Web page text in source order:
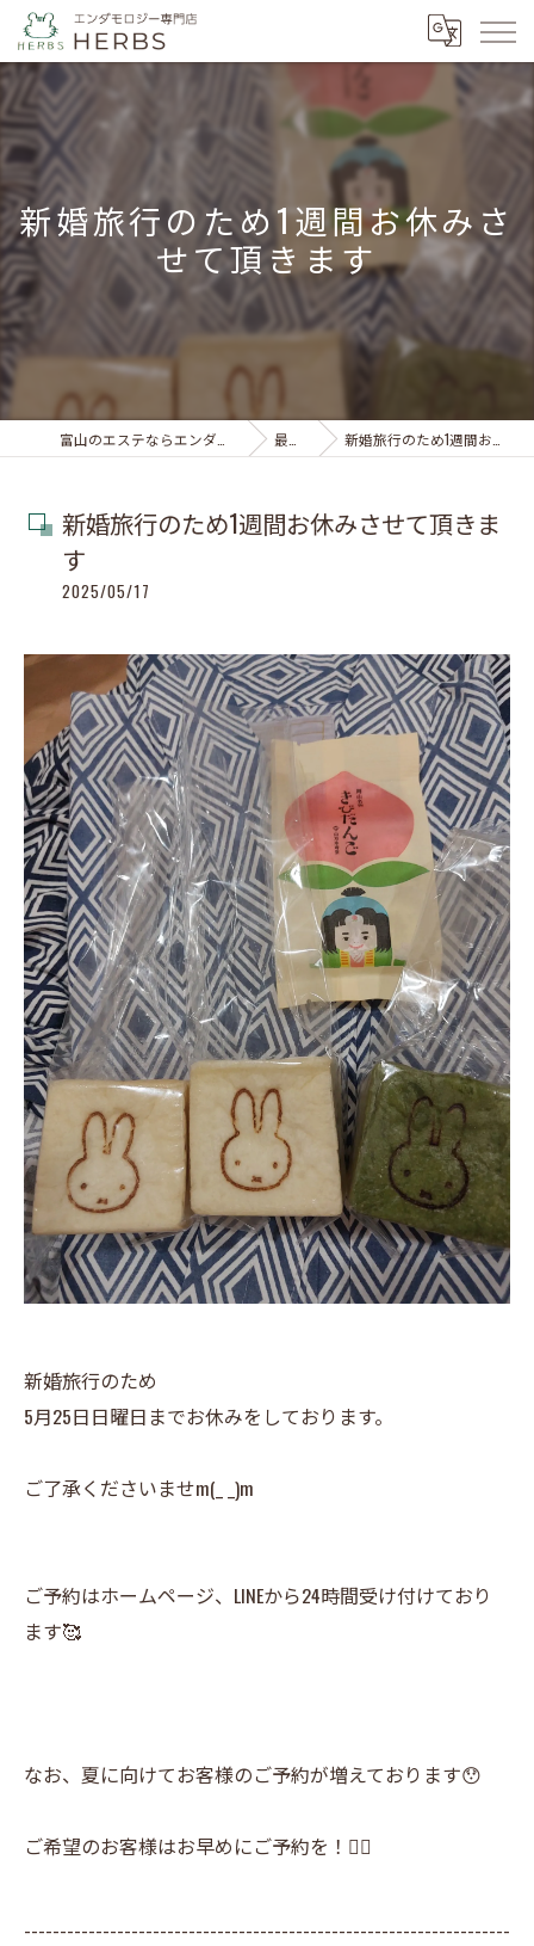
新婚旅行のため1週間お休みさ
せて頂きます
最新情報 新婚旅行のため1週間お休みさせて頂きます
新婚旅行のため1週間お休みさせて頂きま
す
2025/05/17
新婚旅行のため
5月25日日曜日までお休みをしております。
ご了承くださいませm(_ _)m
ご予約はホームページ、LINEから24時間受け付けており
ます🥰
なお、夏に向けてお客様のご予約が増えております😯
ご希望のお客様はお早めにご予約を！🙋‍♀️
--------------------------------------------------------------------